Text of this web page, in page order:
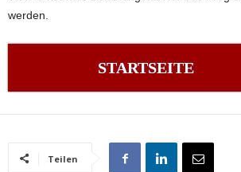
werden.
STARTSEITE
Teilen